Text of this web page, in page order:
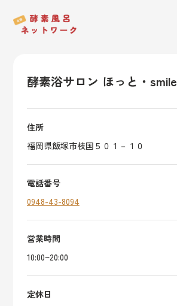
酵素浴サロン ほっと・smile
住所
福岡県飯塚市枝国５０１－１０
電話番号
0948-43-8094
営業時間
10:00~20:00
定休日